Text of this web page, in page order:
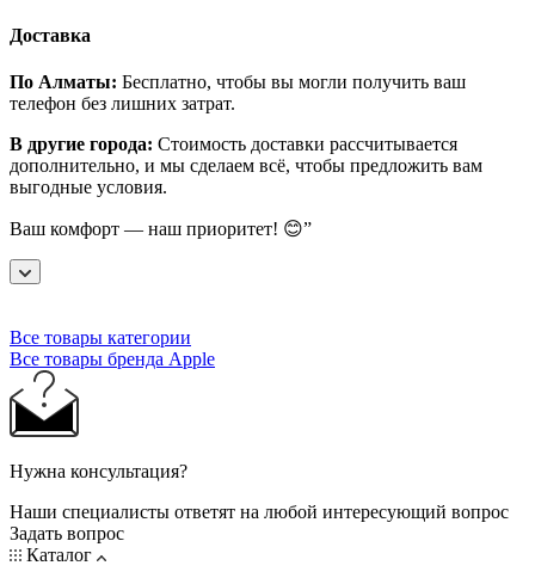
Доставка
По Алматы: Бесплатно, чтобы вы могли получить ваш
телефон без лишних затрат.
В другие города: Стоимость доставки рассчитывается
дополнительно, и мы сделаем всё, чтобы предложить вам
выгодные условия.
Ваш комфорт — наш приоритет! 😊”
Все товары категории
Все товары бренда Apple
Нужна консультация?
Наши специалисты ответят на любой интересующий вопрос
Задать вопрос
Каталог